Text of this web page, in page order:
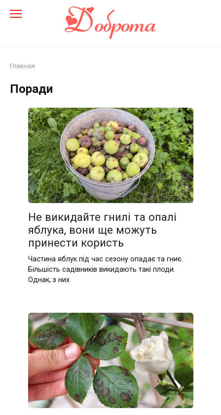
Главная
Поради
Не викидайте гнилі та опалі
яблука, вони ще можуть
принести користь
Частина яблук під час сезону опадає та гниє.
Більшість садівників викидають такі плоди.
Однак, з них